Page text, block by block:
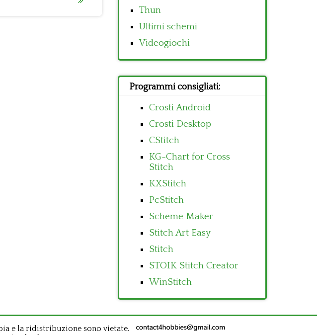
Thun
Ultimi schemi
Videogiochi
Programmi consigliati:
Crosti Android
Crosti Desktop
CStitch
KG-Chart for Cross
Stitch
KXStitch
PcStitch
Scheme Maker
Stitch Art Easy
Stitch
STOIK Stitch Creator
WinStitch
e la ridistribuzione sono vietate.